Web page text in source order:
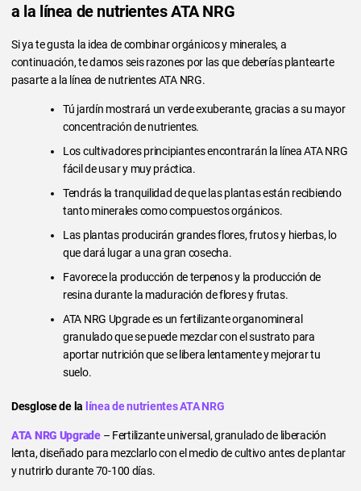
a la línea de nutrientes ATA NRG
Si ya te gusta la idea de combinar orgánicos y minerales, a
continuación, te damos seis razones por las que deberías plantearte
pasarte a la línea de nutrientes ATA NRG.
Tú jardín mostrará un verde exuberante, gracias a su mayor
concentración de nutrientes.
Los cultivadores principiantes encontrarán la línea ATA NRG
fácil de usar y muy práctica.
Tendrás la tranquilidad de que las plantas están recibiendo
tanto minerales como compuestos orgánicos.
Las plantas producirán grandes flores, frutos y hierbas, lo
que dará lugar a una gran cosecha.
Favorece la producción de terpenos y la producción de
resina durante la maduración de flores y frutas.
ATA NRG Upgrade es un fertilizante organomineral
granulado que se puede mezclar con el sustrato para
aportar nutrición que se libera lentamente y mejorar tu
suelo.
Desglose de la línea de nutrientes ATA NRG
ATA NRG Upgrade– Fertilizante universal, granulado de liberación
lenta, diseñado para mezclarlo con el medio de cultivo antes de plantar
y nutrirlo durante 70-100 días.